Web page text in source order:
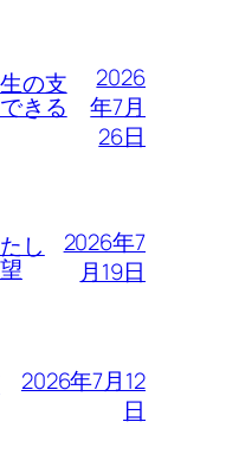
の支
きる
2026
年7月
26日
し
2026年7
月19日
2026年7月12
日